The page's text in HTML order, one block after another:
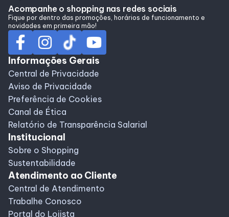
Acompanhe o shopping nas redes sociais
Fique por dentro das promoções, horários de funcionamento e
novidades em primeira mão!
Informações Gerais
Central de Privacidade
Aviso de Privacidade
Preferência de Cookies
Canal de Ética
Relatório de Transparência Salarial
Institucional
Sobre o Shopping
Sustentabilidade
Atendimento ao Cliente
Central de Atendimento
Trabalhe Conosco
Portal do Lojista